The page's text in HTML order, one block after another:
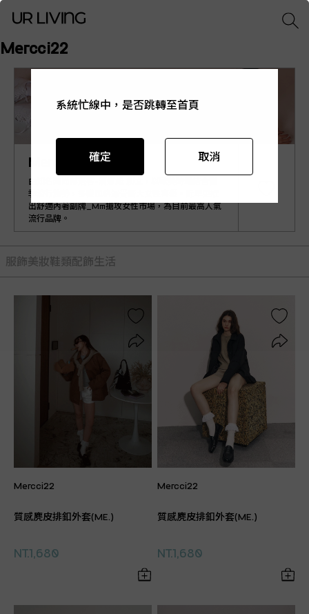
Mercci22
Mercci22
由知名時尚部落客-漢娜妞 創立，以歐美時髦結合當
季流行趨勢，多變風格深受廣大女性喜愛。近年更推
出舒適內著副牌_Mm搶攻女性市場，為目前最高人氣
流行品牌。
服飾美妝 鞋類配飾生活
Mercci22
質感麂皮排釦外套(ME.)
NT.1,680
Mercci22
質感麂皮排釦外套(ME.)
NT.1,680
系統忙線中，是否跳轉至首頁
確定 取消
系統忙線中，是否跳轉至首頁
確定 取消
系統忙線中，是否跳轉至首頁
確定 取消
系統忙線中，是否跳轉至首頁
確定 取消
系統忙線中，是否跳轉至首頁
確定 取消